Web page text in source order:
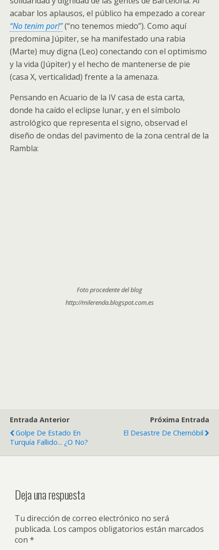
acabar los aplausos, el público ha empezado a corear
“No tenim por!”(“no tenemos miedo”). Como aquí
predomina Júpiter, se ha manifestado una rabia
(Marte) muy digna (Leo) conectando con el optimismo
y la vida (Júpiter) y el hecho de mantenerse de pie
(casa X, verticalidad) frente a la amenaza.
Pensando en Acuario de la IV casa de esta carta,
donde ha caído el eclipse lunar, y en el símbolo
astrológico que representa el signo, observad el
diseño de ondas del pavimento de la zona central de la
Rambla:
Foto procedente del blog
http://milerenda.blogspot.com.es
Entrada Anterior
Golpe De Estado En
Turquía Fallido... ¿o No?
Próxima Entrada
El Desastre De Chernóbil
Deja una respuesta
Tu dirección de correo electrónico no será
publicada. Los campos obligatorios están marcados
con *